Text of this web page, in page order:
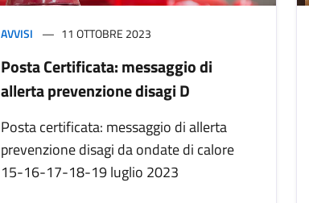
AVVISI 11 OTTOBRE 2023
Posta Certificata: messaggio di
allerta prevenzione disagi D
Posta certificata: messaggio di allerta
prevenzione disagi da ondate di calore
15-16-17-18-19 luglio 2023